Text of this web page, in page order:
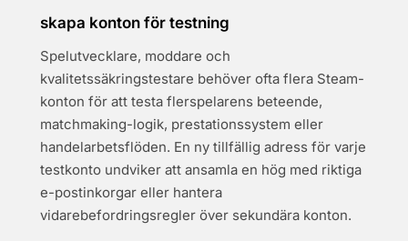
skapa konton för testning
Spelutvecklare, moddare och
kvalitetssäkringstestare behöver ofta flera Steam-
konton för att testa flerspelarens beteende,
matchmaking-logik, prestationssystem eller
handelarbetsflöden. En ny tillfällig adress för varje
testkonto undviker att ansamla en hög med riktiga
e-postinkorgar eller hantera
vidarebefordringsregler över sekundära konton.